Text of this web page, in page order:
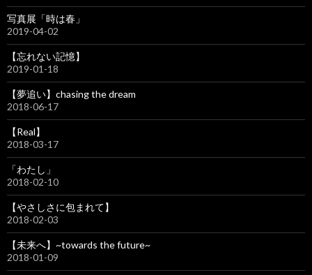
写真展「時は春」
2019-04-02
【忘れない記憶】
2019-01-18
【夢追い】chasing the dream
2018-06-17
【Real】
2018-03-17
「わたし」
2018-02-10
【やさしさに包まれて】
2018-02-03
【未来へ】~towards the future~
2018-01-09